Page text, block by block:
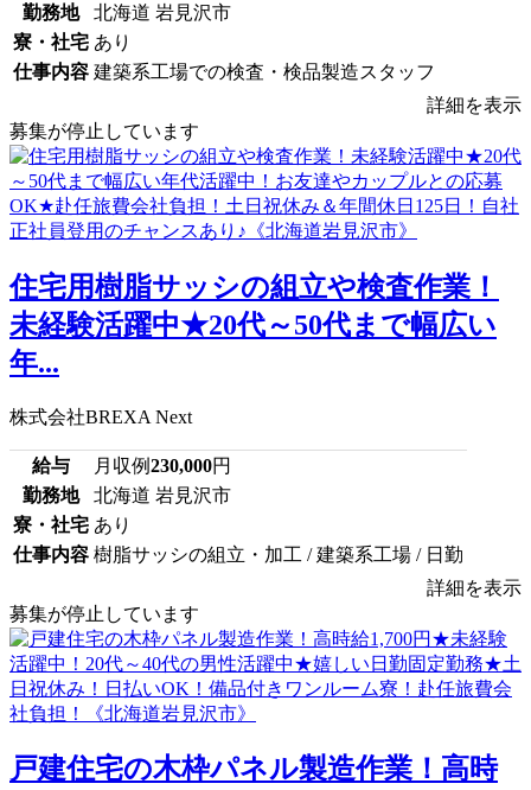
勤務地
北海道 岩見沢市
寮・社宅 あり
仕事内容 建築系工場での検査・検品製造スタッフ
詳細を表示
募集が停止しています
住宅用樹脂サッシの組立や検査作業！
未経験活躍中★20代～50代まで幅広い
年...
株式会社BREXA Next
給与 月収例230,000円
勤務地
北海道 岩見沢市
寮・社宅 あり
仕事内容 樹脂サッシの組立・加工 / 建築系工場 / 日勤
詳細を表示
募集が停止しています
戸建住宅の木枠パネル製造作業！高時